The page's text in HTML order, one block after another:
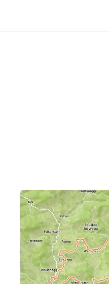
der Mur